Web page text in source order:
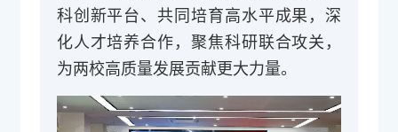
科创新平台、共同培育高水平成果，深
化人才培养合作，聚焦科研联合攻关，
为两校高质量发展贡献更大力量。